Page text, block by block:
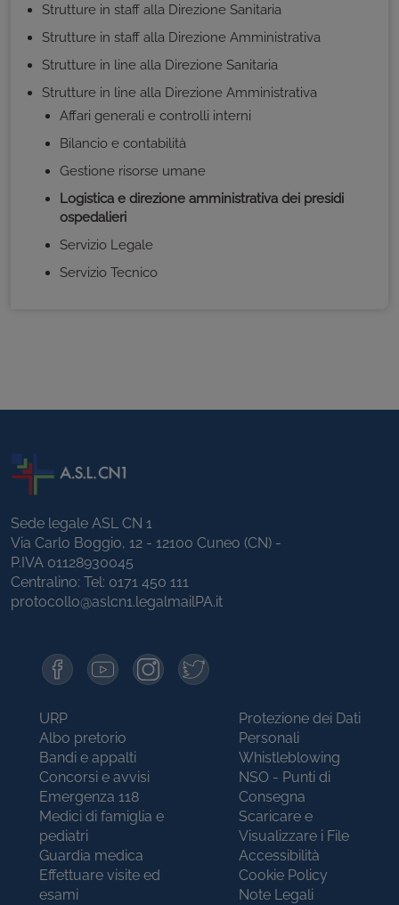
Strutture in staff alla Direzione Sanitaria
Strutture in staff alla Direzione Amministrativa
Strutture in line alla Direzione Sanitaria
Strutture in line alla Direzione Amministrativa
Affari generali e controlli interni
Bilancio e contabilità
Gestione risorse umane
Logistica e direzione amministrativa dei presidi
ospedalieri
Servizio Legale
Servizio Tecnico
Sede legale ASL CN 1
Via Carlo Boggio, 12 - 12100 Cuneo (CN) -
P.IVA 01128930045
Centralino: Tel: 0171 450 111
protocollo@aslcn1.legalmailPA.it
URP
Albo pretorio
Bandi e appalti
Concorsi e avvisi
Emergenza 118
Medici di famiglia e
pediatri
Guardia medica
Effettuare visite ed
esami
Protezione dei Dati
Personali
Whistleblowing
NSO - Punti di
Consegna
Scaricare e
Visualizzare i File
Accessibilità
Cookie Policy
Note Legali